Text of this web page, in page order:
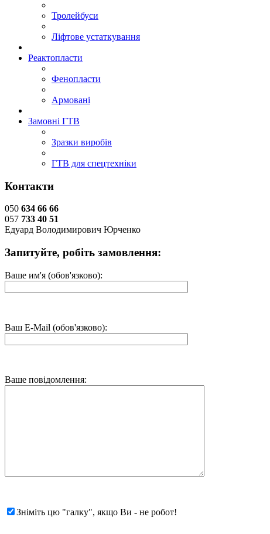
Тролейбуси
Ліфтове устаткування
Реактопласти
Фенопласти
Армовані
Замовні ГТВ
Зразки виробів
ГТВ для спецтехніки
Контакти
050 634 66 66
057 733 40 51
Едуард Володимирович Юрченко
Запитуйте, робіть замовлення:
Ваше им'я (обов'язково):
Ваш E-Mail (обов'язково):
Ваше повідомлення:
Зніміть цю "галку", якщо Ви - не робот!